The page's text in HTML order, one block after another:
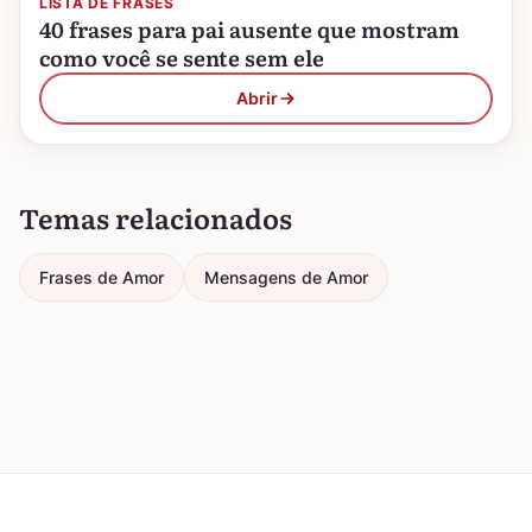
40 frases para pai ausente que mostram
como você se sente sem ele
Abrir
Temas relacionados
Frases de Amor Mensagens de Amor